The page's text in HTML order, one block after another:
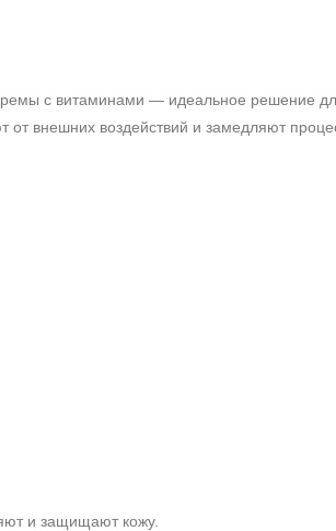
с витаминами — идеальное решение
внешних воздействий и замедляют
и защищают кожу.